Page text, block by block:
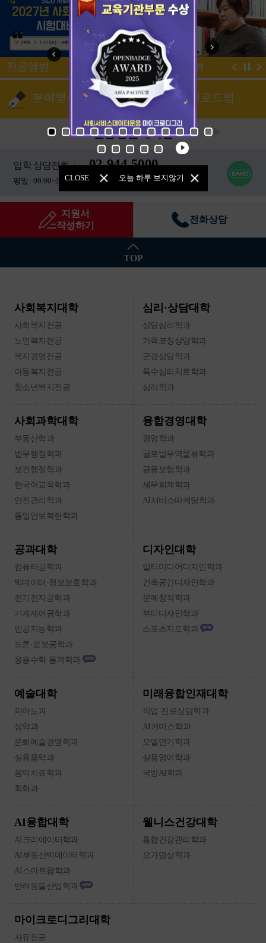
CLOSE 오늘 하루 보지않기
전공앨범 재학생인터뷰
분야별로드맵 학년별로드맵
입학 상담전화 02-944-5000
평일 : 09:00~21:00 / 주말 : 10:00~17:00
전공상담게시판
지원서
작성하기
전화상담
TOP
사회복지대학
사회복지전공
노인복지전공
복지경영전공
아동복지전공
청소년복지전공
심리·상담대학
상담심리학과
가족코칭상담학과
군경상담학과
특수심리치료학과
심리학과
사회과학대학
부동산학과
법무행정학과
보건행정학과
한국어교육학과
안전관리학과
통일안보북한학과
융합경영대학
경영학과
글로벌무역물류학과
금융보험학과
세무회계학과
AI서비스마케팅학과
공과대학
컴퓨터공학과
빅데이터·정보보호학과
전기전자공학과
기계제어공학과
인공지능학과
드론·로봇공학과
응용수학·통계학과
디자인대학
멀티미디어디자인학과
건축공간디자인학과
문예창작학과
뷰티디자인학과
스포츠지도학과
예술대학
피아노과
성악과
문화예술경영학과
실용음악과
음악치료학과
회화과
미래융합인재대학
직업·진로상담학과
AI커머스학과
모델연기학과
실용영어학과
국방AI학과
AI융합대학
AI크리에이터학과
AI부동산빅데이터학과
AI스마트팜학과
반려동물산업학과
웰니스건강대학
통합건강관리학과
요가명상학과
마이크로디그리대학
자유전공